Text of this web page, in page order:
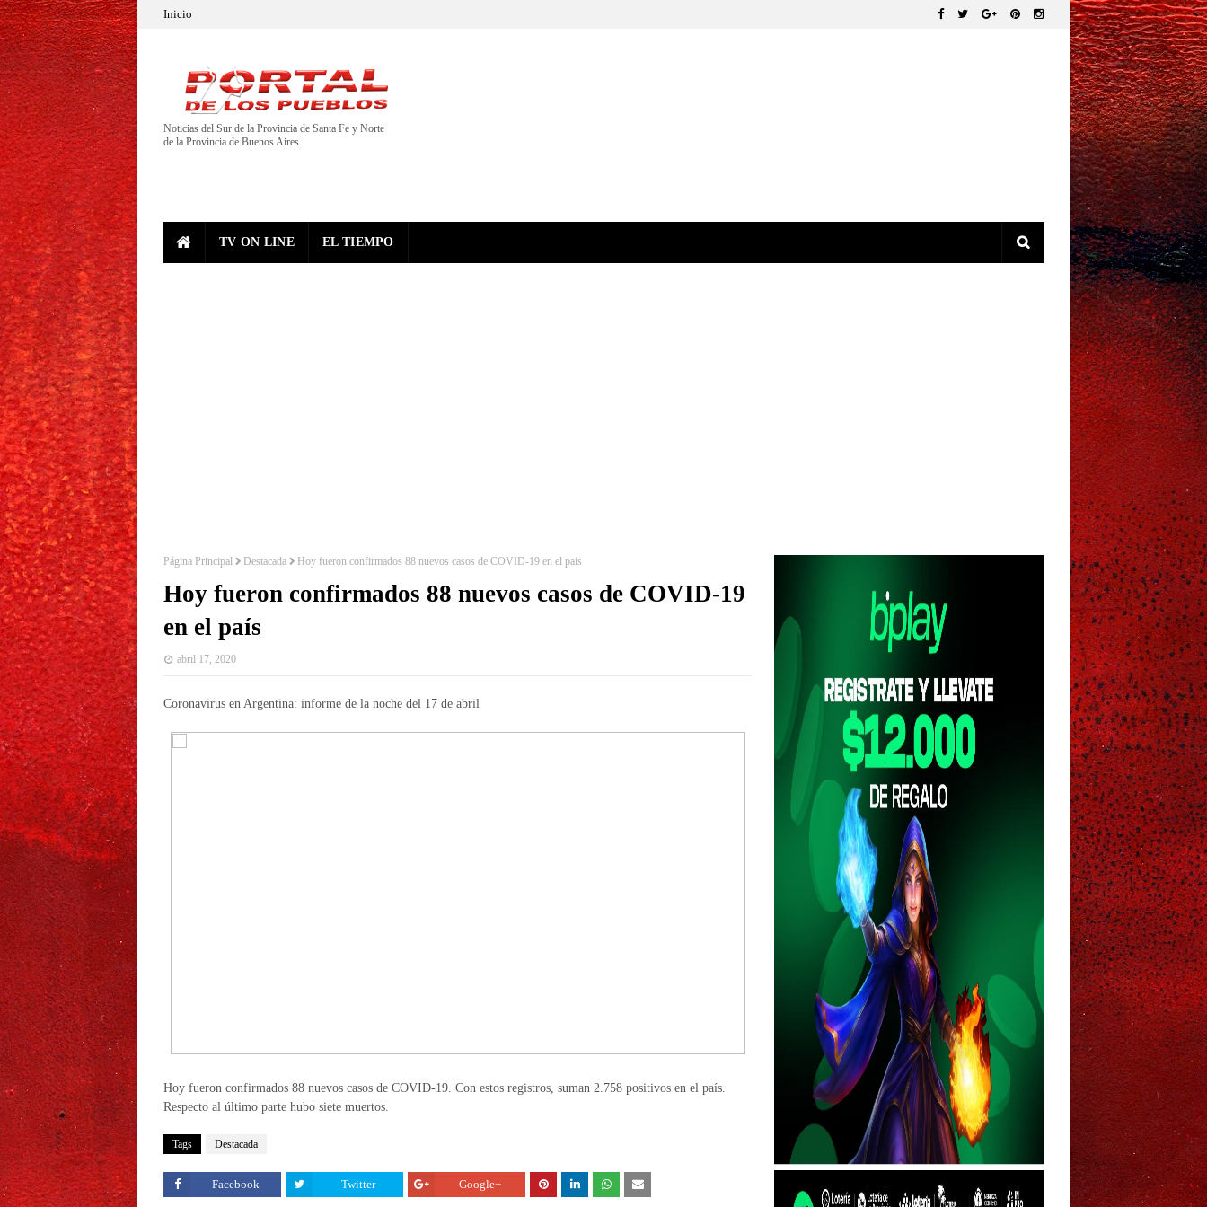
Inicio
Noticias del Sur de la Provincia de Santa Fe y Norte
de la Provincia de Buenos Aires.
TV ON LINE EL TIEMPO
Página Principal Destacada Hoy fueron confirmados 88 nuevos casos de COVID-19 en el país
Hoy fueron confirmados 88 nuevos casos de COVID-19
en el país
abril 17, 2020
Coronavirus en Argentina: informe de la noche del 17 de abril
Hoy fueron confirmados 88 nuevos casos de COVID-19. Con estos registros, suman 2.758 positivos en el país.
Respecto al último parte hubo siete muertos.
Tags Destacada
Facebook Twitter Google+